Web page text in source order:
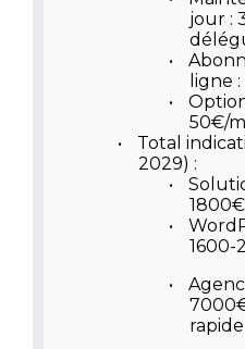
jour :
•
ligne
•
50€/
•
Total
2029) :
•
1800€
•
•
rapide